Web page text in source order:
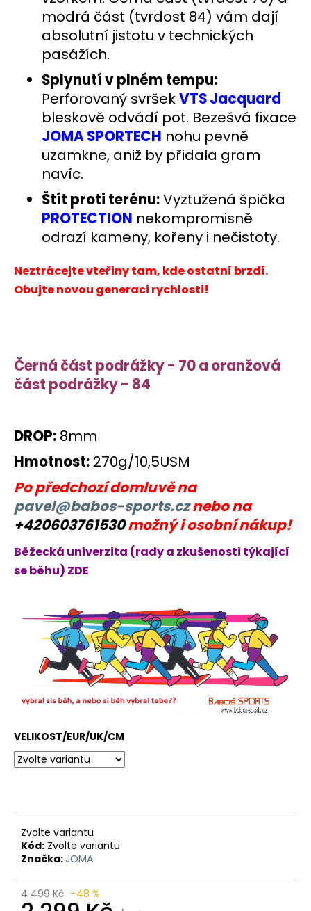
modrá část (tvrdost 84) vám dají
absolutní jistotu v technických
pasážích.
Splynutí v plném tempu:
Perforovaný svršekVTS Jacquard
bleskově odvádí pot. Bezešvá fixace
JOMA SPORTECH nohu pevně
uzamkne, aniž by přidala gram
navíc.
Štít proti terénu:Vyztužená špička
PROTECTION nekompromisně
odrazí kameny, kořeny i nečistoty.
Neztrácejte vteřiny tam, kde ostatní brzdí.
Obujte novou generaci rychlosti!
Černá část podrážky - 70 a oranžová
část podrážky - 84
DROP: 8mm
Hmotnost: 270g/10,5USM
Po předchozí domluvě na
pavel@babos-sports.cznebo na
+420603761530možný i osobní nákup!
Běžecká univerzita (rady a zkušenosti týkající
se běhu) ZDE
VELIKOST/EUR/UK/CM
Zvolte variantu
Kód: Zvolte variantu
Značka:JOMA
4 499 Kč –48 %